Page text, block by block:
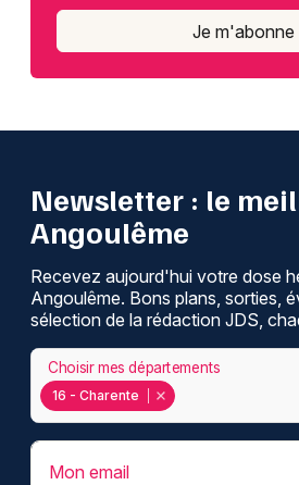
Je m'abonne
Newsletter : le
Angoulême
Recevez aujourd'hui votre dose
Angoulême. Bons plans, sorties,
sélection de la rédaction JDS,
16 - Charente
Choisir mes départements
Mon email